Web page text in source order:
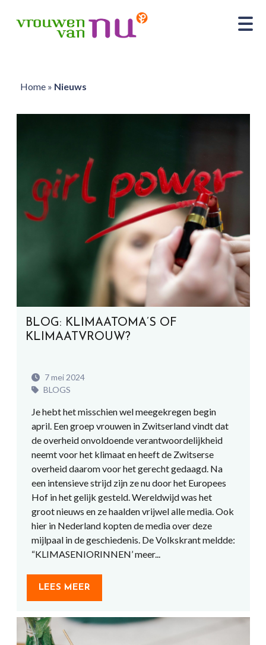
Home» Nieuws
BLOG: KLIMAATOMA’S OF
KLIMAATVROUW?
7 mei 2024
BLOGS
Je hebt het misschien wel meegekregen begin
april. Een groep vrouwen in Zwitserland vindt dat
de overheid onvoldoende verantwoordelijkheid
neemt voor het klimaat en heeft de Zwitserse
overheid daarom voor het gerecht gedaagd. Na
een intensieve strijd zijn ze nu door het Europees
Hof in het gelijk gesteld. Wereldwijd was het
groot nieuws en ze haalden vrijwel alle media. Ook
hier in Nederland kopten de media over deze
mijlpaal in de geschiedenis. De Volkskrant meldde:
“KLIMASENIORINNEN’ meer...
LEES MEER